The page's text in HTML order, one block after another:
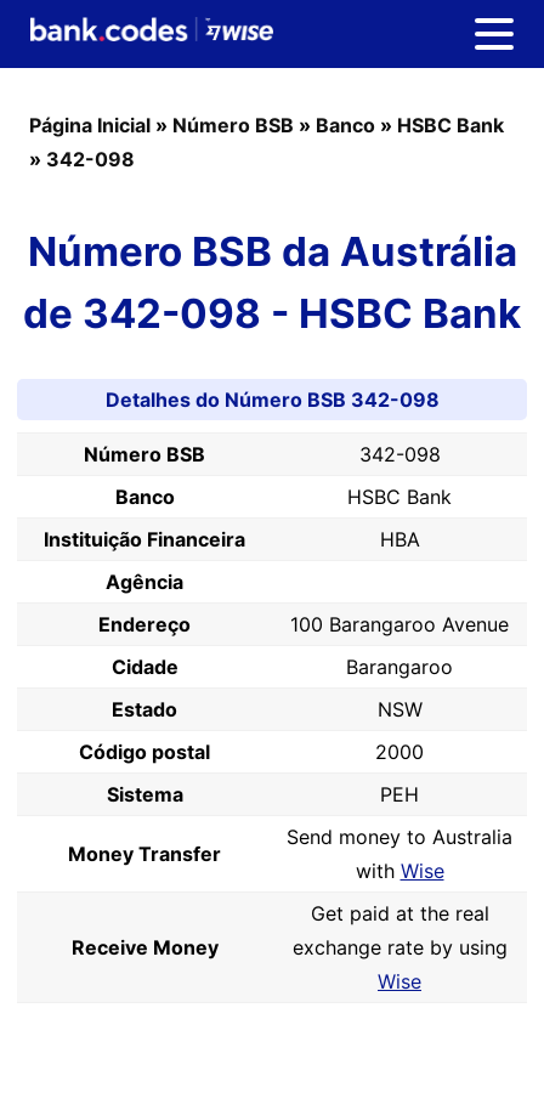
Página Inicial » Número BSB » Banco » HSBC Bank
» 342-098
Número BSB da Austrália
de 342-098 - HSBC Bank
Detalhes do Número BSB 342-098
Número BSB
342-098
Banco
HSBC Bank
Instituição Financeira
HBA
Agência
Endereço
100 Barangaroo Avenue
Cidade
Barangaroo
Estado
NSW
Código postal
2000
Sistema
PEH
Money Transfer
Send money to Australia
with Wise
Receive Money
Get paid at the real
exchange rate by using
Wise